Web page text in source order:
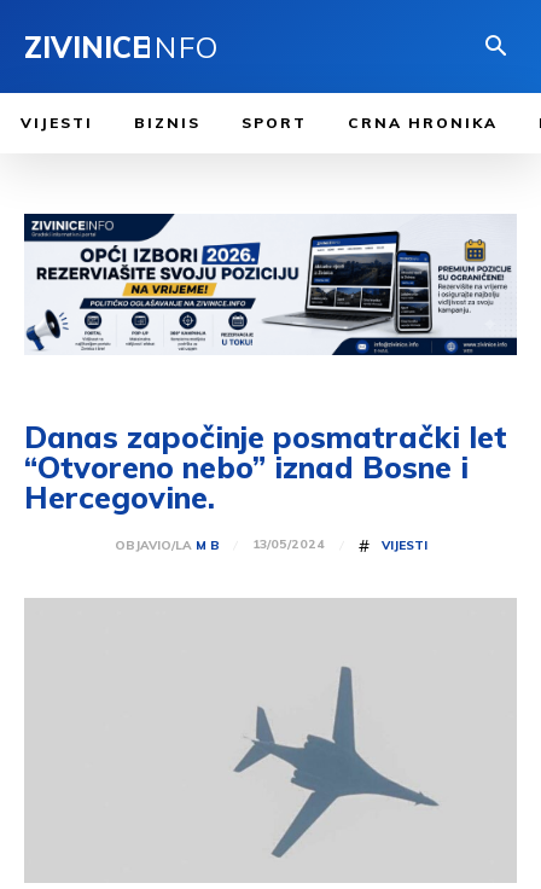
ZIVINICEINFO
VIJESTI BIZNIS SPORT CRNA HRONIKA
Danas započinje posmatrački let
“Otvoreno nebo” iznad Bosne i
Hercegovine.
OBJAVIO/LA M B 13/05/2024 # VIJESTI